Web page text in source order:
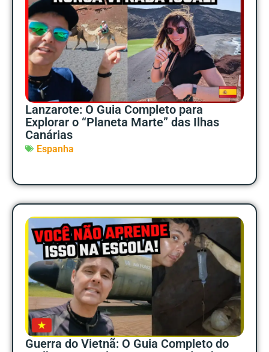
Lanzarote: O Guia Completo para
Explorar o “Planeta Marte” das Ilhas
Canárias
Espanha
Guerra do Vietnã: O Guia Completo do